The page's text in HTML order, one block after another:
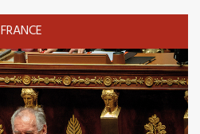
FRANCE